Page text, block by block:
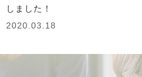
しました！
2020.03.18